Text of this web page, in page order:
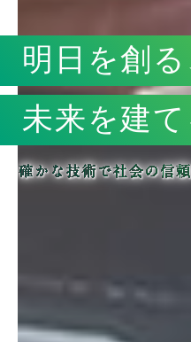
明日を創る
未来を建て